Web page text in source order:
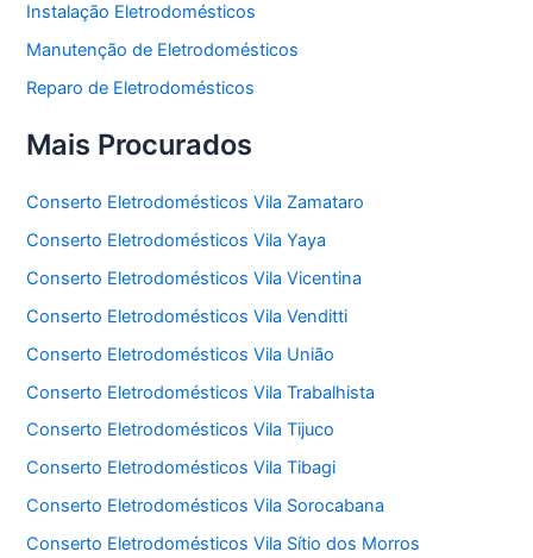
Instalação Eletrodomésticos
Manutenção de Eletrodomésticos
Reparo de Eletrodomésticos
Mais Procurados
Conserto Eletrodomésticos Vila Zamataro
Conserto Eletrodomésticos Vila Yaya
Conserto Eletrodomésticos Vila Vicentina
Conserto Eletrodomésticos Vila Venditti
Conserto Eletrodomésticos Vila União
Conserto Eletrodomésticos Vila Trabalhista
Conserto Eletrodomésticos Vila Tijuco
Conserto Eletrodomésticos Vila Tibagi
Conserto Eletrodomésticos Vila Sorocabana
Conserto Eletrodomésticos Vila Sítio dos Morros